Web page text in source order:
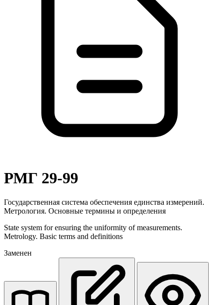
РМГ 29-99
Государственная система обеспечения единства измерений.
Метрология. Основные термины и определения
State system for ensuring the uniformity of measurements.
Metrology. Basic terms and definitions
Заменен